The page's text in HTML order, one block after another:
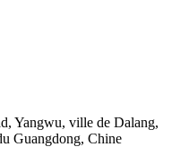
Yangwu, ville de Dalang,
Guangdong, Chine